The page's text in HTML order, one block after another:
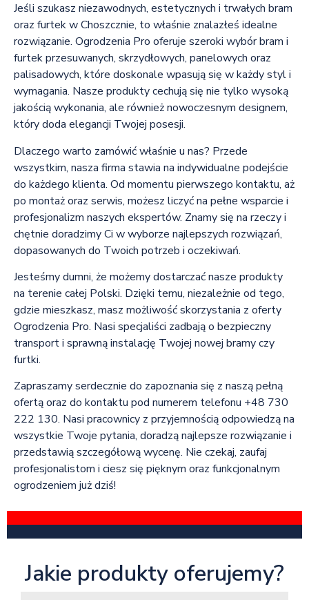
Jeśli szukasz niezawodnych, estetycznych i trwałych bram
oraz furtek w Choszcznie, to właśnie znalazłeś idealne
rozwiązanie. Ogrodzenia Pro oferuje szeroki wybór bram i
furtek przesuwanych, skrzydłowych, panelowych oraz
palisadowych, które doskonale wpasują się w każdy styl i
wymagania. Nasze produkty cechują się nie tylko wysoką
jakością wykonania, ale również nowoczesnym designem,
który doda elegancji Twojej posesji.
Dlaczego warto zamówić właśnie u nas? Przede
wszystkim, nasza firma stawia na indywidualne podejście
do każdego klienta. Od momentu pierwszego kontaktu, aż
po montaż oraz serwis, możesz liczyć na pełne wsparcie i
profesjonalizm naszych ekspertów. Znamy się na rzeczy i
chętnie doradzimy Ci w wyborze najlepszych rozwiązań,
dopasowanych do Twoich potrzeb i oczekiwań.
Jesteśmy dumni, że możemy dostarczać nasze produkty
na terenie całej Polski. Dzięki temu, niezależnie od tego,
gdzie mieszkasz, masz możliwość skorzystania z oferty
Ogrodzenia Pro. Nasi specjaliści zadbają o bezpieczny
transport i sprawną instalację Twojej nowej bramy czy
furtki.
Zapraszamy serdecznie do zapoznania się z naszą pełną
ofertą oraz do kontaktu pod numerem telefonu +48 730
222 130. Nasi pracownicy z przyjemnością odpowiedzą na
wszystkie Twoje pytania, doradzą najlepsze rozwiązanie i
przedstawią szczegółową wycenę. Nie czekaj, zaufaj
profesjonalistom i ciesz się pięknym oraz funkcjonalnym
ogrodzeniem już dziś!
Jakie produkty oferujemy?